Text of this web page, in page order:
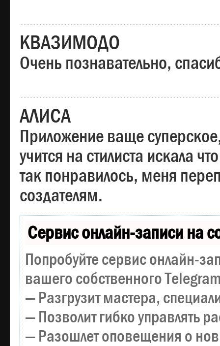
КВАЗИМОДО
Очень познавательно,
АЛИСА
Приложение ваще
учится на стилиста искала
так понравилось, меня
создателям.
Сервис онлайн-записи на
Попробуйте сервис онлайн-
вашего собственного
— Разгрузит мастера,
— Позволит гибко управлять
— Разошлет оповещения о